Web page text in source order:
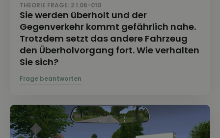
THEORIE FRAGE: 2.1.06-010
Sie werden überholt und der
Gegenverkehr kommt gefährlich nahe.
Trotzdem setzt das andere Fahrzeug
den Überholvorgang fort. Wie verhalten
Sie sich?